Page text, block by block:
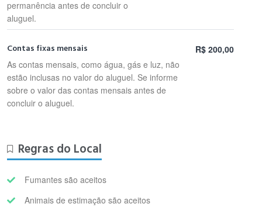
permanência antes de concluir o
aluguel.
Contas fixas mensais
As contas mensais, como água, gás e luz, não
estão inclusas no valor do aluguel. Se informe
sobre o valor das contas mensais antes de
concluir o aluguel.
R$ 200,00
Regras do Local
Fumantes são aceitos
Animais de estimação são aceitos